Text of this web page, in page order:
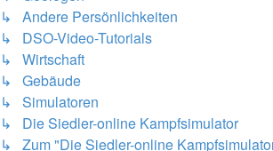
↳ Andere Persönlichkeiten
↳ DSO-Video-Tutorials
↳ Wirtschaft
↳ Gebäude
↳ Simulatoren
↳ Die Siedler-online Kampfsimulator
↳ Zum "Die Siedler-online